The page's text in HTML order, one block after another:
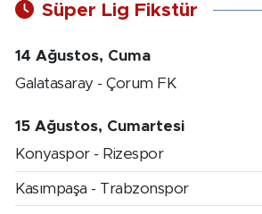
Süper Lig Fikstür
14 Ağustos, Cuma
Galatasaray - Çorum FK
15 Ağustos, Cumartesi
Konyaspor - Rizespor
Kasımpaşa - Trabzonspor